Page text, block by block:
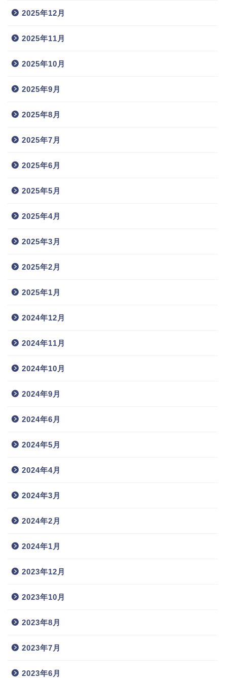
2025年12月
2025年11月
2025年10月
2025年9月
2025年8月
2025年7月
2025年6月
2025年5月
2025年4月
2025年3月
2025年2月
2025年1月
2024年12月
2024年11月
2024年10月
2024年9月
2024年6月
2024年5月
2024年4月
2024年3月
2024年2月
2024年1月
2023年12月
2023年10月
2023年8月
2023年7月
2023年6月